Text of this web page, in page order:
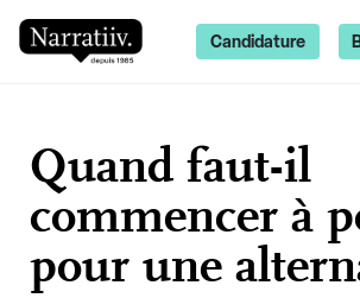
Quand faut-il
commencer à
pour une
Candidature